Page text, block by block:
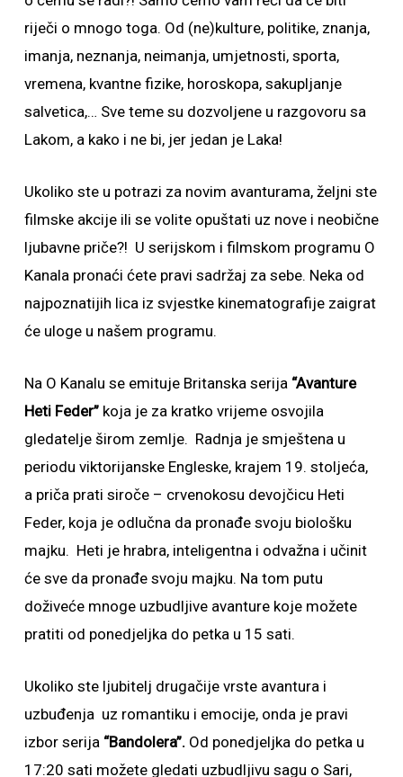
riječi o mnogo toga. Od (ne)kulture, politike, znanja,
imanja, neznanja, neimanja, umjetnosti, sporta,
vremena, kvantne fizike, horoskopa, sakupljanje
salvetica,… Sve teme su dozvoljene u razgovoru sa
Lakom, a kako i ne bi, jer jedan je Laka!
Ukoliko ste u potrazi za novim avanturama, željni ste
filmske akcije ili se volite opuštati uz nove i neobične
ljubavne priče?! U serijskom i filmskom programu O
Kanala pronaći ćete pravi sadržaj za sebe. Neka od
najpoznatijih lica iz svjestke kinematografije zaigrat
će uloge u našem programu.
Na O Kanalu se emituje Britanska serija “Avanture
Heti Feder”koja je za kratko vrijeme osvojila
gledatelje širom zemlje. Radnja je smještena u
periodu viktorijanske Engleske, krajem 19. stoljeća,
a priča prati siroče – crvenokosu devojčicu Heti
Feder, koja je odlučna da pronađe svoju biološku
majku. Heti je hrabra, inteligentna i odvažna i učinit
će sve da pronađe svoju majku. Na tom putu
doživeće mnoge uzbudljive avanture koje možete
pratiti od ponedjeljka do petka u 15 sati.
Ukoliko ste ljubitelj drugačije vrste avantura i
uzbuđenja uz romantiku i emocije, onda je pravi
izbor serija “Bandolera”. Od ponedjeljka do petka u
17:20 sati možete gledati uzbudljivu sagu o Sari,